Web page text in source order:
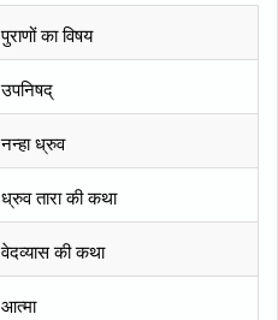
पुराणों का विषय
उपनिषद्
नन्हा ध्रुव
ध्रुव तारा की कथा
वेदव्यास की कथा
आत्मा